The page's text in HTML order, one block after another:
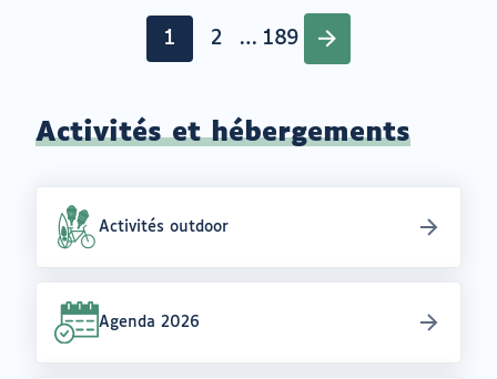
Page
1 Page
2 … Page
189
Activités et hébergements
Activités outdoor
Agenda 2026